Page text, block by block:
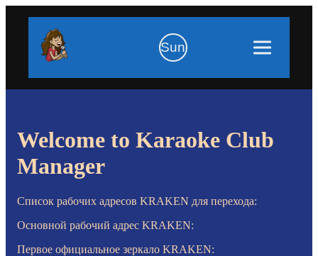
Sun
Welcome to Karaoke Club
Manager
Список рабочих адресов KRAKEN для перехода:
Основной рабочий адрес KRAKEN:
Первое официальное зеркало KRAKEN: